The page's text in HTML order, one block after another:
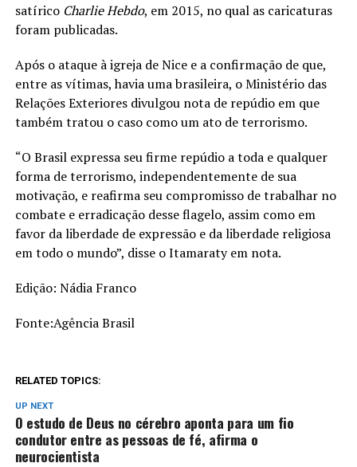
satíricoCharlie Hebdo, em 2015, no qual as caricaturas
foram publicadas.
Após o ataque à igreja de Nice e a confirmação de que,
entre as vítimas, havia uma brasileira, o Ministério das
Relações Exteriores divulgou nota de repúdio em que
também tratou o caso como um ato de terrorismo.
“O Brasil expressa seu firme repúdio a toda e qualquer
forma de terrorismo, independentemente de sua
motivação, e reafirma seu compromisso de trabalhar no
combate e erradicação desse flagelo, assim como em
favor da liberdade de expressão e da liberdade religiosa
em todo o mundo”, disse o Itamaraty em nota.
Edição: Nádia Franco
Fonte:Agência Brasil
RELATED TOPICS:
UP NEXT
O estudo de Deus no cérebro aponta para um fio
condutor entre as pessoas de fé, afirma o
neurocientista